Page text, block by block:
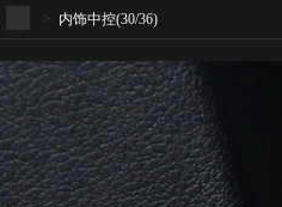
> 内饰中控(30/36)